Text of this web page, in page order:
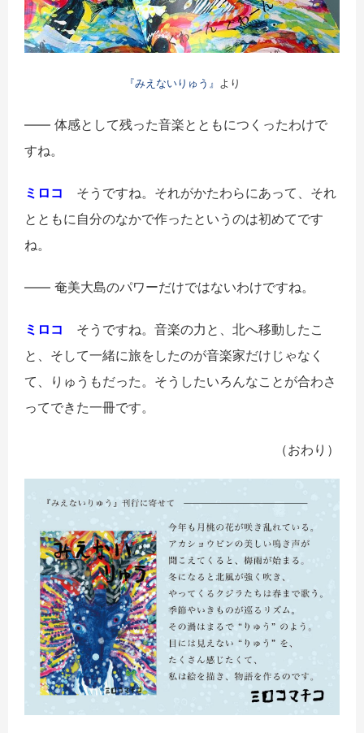
『みえないりゅう』 より
―― 体感として残った音楽とともにつくったわけで
すね。
ミロコ そうですね。それがかたわらにあって、それ
とともに自分のなかで作ったというのは初めてです
ね。
―― 奄美大島のパワーだけではないわけですね。
ミロコ そうですね。音楽の力と、北へ移動したこ
と、そして一緒に旅をしたのが音楽家だけじゃなく
て、りゅうもだった。そうしたいろんなことが合わさ
ってできた一冊です。
（おわり）